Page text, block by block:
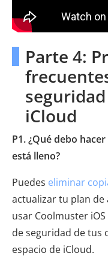
Parte 4:
iCloud
P1. ¿Qué debo
está lleno?
Puedes eliminar
actualizar tu plan de
usar Coolmuster
de seguridad de tus
espacio de iCloud.